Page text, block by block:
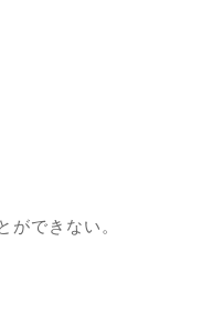
ができない。